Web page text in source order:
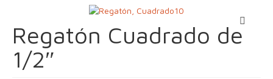
Regatón Cuadrado de
1/2″